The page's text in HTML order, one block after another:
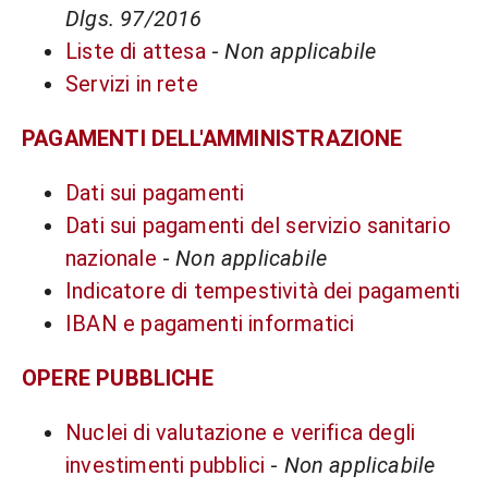
Dlgs. 97/2016
Liste di attesa-Non applicabile
Servizi in rete
PAGAMENTI DELL'AMMINISTRAZIONE
Dati sui pagamenti
Dati sui pagamenti del servizio sanitario
nazionale -Non applicabile
Indicatore di tempestività dei pagamenti
IBAN e pagamenti informatici
OPERE PUBBLICHE
Nuclei di valutazione e verifica degli
investimenti pubblici - Non applicabile